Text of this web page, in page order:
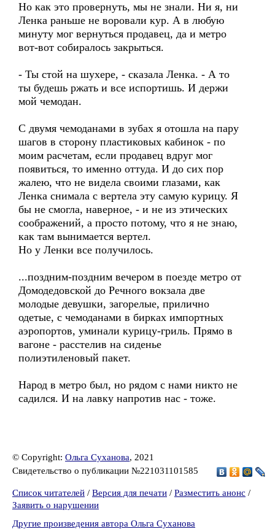
Но как это провернуть, мы не знали. Ни я, ни
Ленка раньше не воровали кур. А в любую
минуту мог вернуться продавец, да и метро
вот-вот собиралось закрыться.
- Ты стой на шухере, - сказала Ленка. - А то
ты будешь ржать и все испортишь. И держи
мой чемодан.
С двумя чемоданами в зубах я отошла на пару
шагов в сторону пластиковых кабинок - по
моим расчетам, если продавец вдруг мог
появиться, то именно оттуда. И до сих пор
жалею, что не видела своими глазами, как
Ленка снимала с вертела эту самую курицу. Я
бы не смогла, наверное, - и не из этических
соображений, а просто потому, что я не знаю,
как там вынимается вертел.
Но у Ленки все получилось.
...поздним-поздним вечером в поезде метро от
Домодедовской до Речного вокзала две
молодые девушки, загорелые, прилично
одетые, с чемоданами в бирках импортных
аэропортов, уминали курицу-гриль. Прямо в
вагоне - расстелив на сиденье
полиэтиленовый пакет.
Народ в метро был, но рядом с нами никто не
садился. И на лавку напротив нас - тоже.
© Copyright: Ольга Суханова, 2021
Свидетельство о публикации №221031101585
Список читателей / Версия для печати / Разместить анонс /
Заявить о нарушении
Другие произведения автора Ольга Суханова